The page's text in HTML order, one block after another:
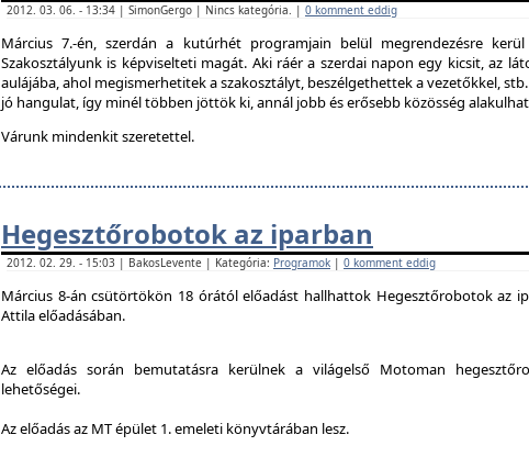
2012. 03. 06. - 13:34 | SimonGergo | Nincs kategória. | 0 komment eddig
Március 7.-én, szerdán a kutúrhét programjain belül megrendezésre
Szakosztályunk is képviselteti magát. Aki ráér a szerdai napon egy kicsit, az
aulájába, ahol megismerhetitek a szakosztályt, beszélgethettek a vezetőkkel,
jó hangulat, így minél többen jöttök ki, annál jobb és erősebb közösség
Várunk mindenkit szeretettel.
Hegesztőrobotok az iparban
2012. 02. 29. - 15:03 | BakosLevente | Kategória: Programok | 0 komment eddig
Március 8-án csütörtökön 18 órától előadást hallhattok Hegesztőrobotok az
Attila előadásában.
Az előadás során bemutatásra kerülnek a világelső Motoman
lehetőségei.
Az előadás az MT épület 1. emeleti könyvtárában lesz.